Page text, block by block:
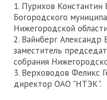
1. Пурихов Константин
Богородского
Нижегородской
2. Вайнберг Александр
заместитель
собрания
3. Верховодов Феликс
директор ОАО "НТЭК".